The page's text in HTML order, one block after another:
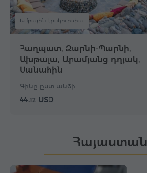
Խմբային էքսկուրսիա
Հաղպատ, Զարնի-Պարնի,
Ախթալա, Արամյանց դղյակ,
Սանահին
Գինը ըստ անձի
44.12 USD
Հայաստան